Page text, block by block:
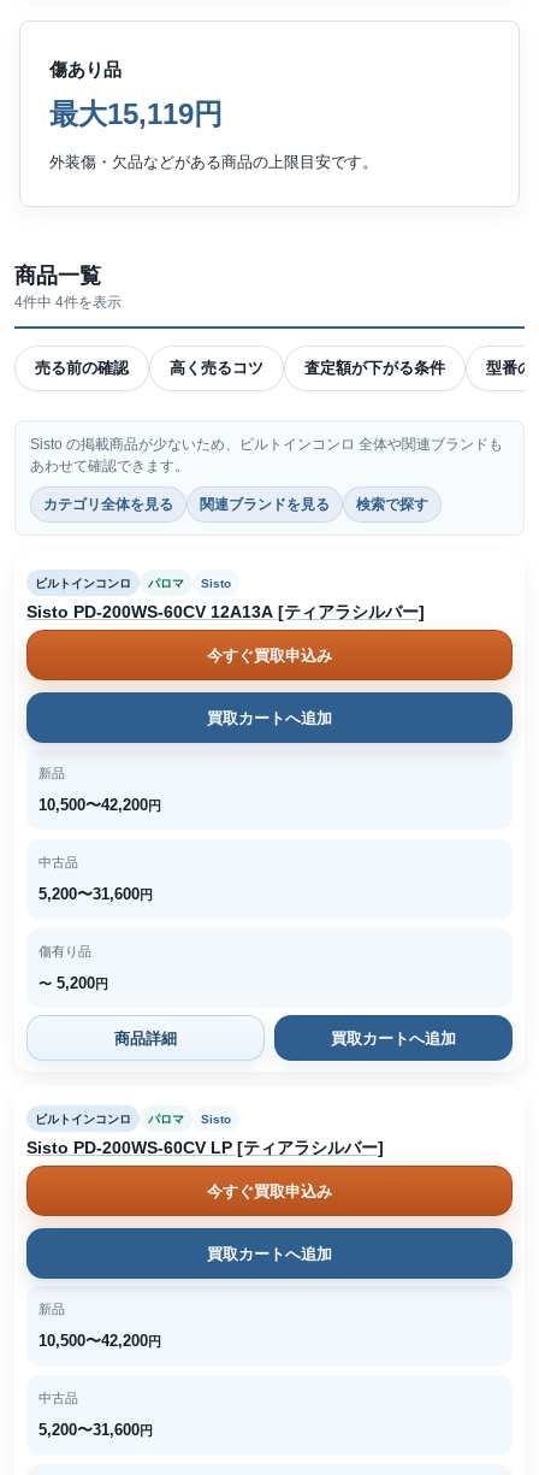
傷あり品
最大15,119円
外装傷・欠品などがある商品の上限目安です。
商品一覧
4件中 4件を表示
売る前の確認 高く売るコツ 査定額が下がる条件 型番の
Sisto の掲載商品が少ないため、ビルトインコンロ 全体や関連ブランドも
あわせて確認できます。
カテゴリ全体を見る 関連ブランドを見る 検索で探す
ビルトインコンロ パロマ Sisto
Sisto PD-200WS-60CV 12A13A [ティアラシルバー]
今すぐ買取申込み
買取カートへ追加
新品
10,500〜42,200円
中古品
5,200〜31,600円
傷有り品
〜 5,200円
商品詳細 買取カートへ追加
ビルトインコンロ パロマ Sisto
Sisto PD-200WS-60CV LP [ティアラシルバー]
今すぐ買取申込み
買取カートへ追加
新品
10,500〜42,200円
中古品
5,200〜31,600円